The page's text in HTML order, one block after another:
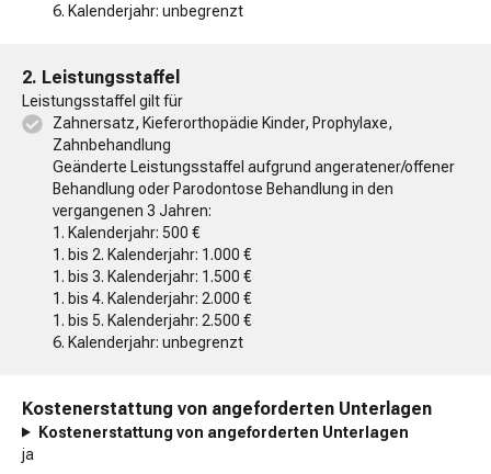
6. Kalenderjahr: unbegrenzt
2. Leistungsstaffel
Leistungsstaffel gilt für
Zahnersatz, Kieferorthopädie Kinder, Prophylaxe,
Zahnbehandlung
Geänderte Leistungsstaffel aufgrund angeratener/offener
Behandlung oder Parodontose Behandlung in den
vergangenen 3 Jahren:
1. Kalenderjahr: 500 €
1. bis 2. Kalenderjahr: 1.000 €
1. bis 3. Kalenderjahr: 1.500 €
1. bis 4. Kalenderjahr: 2.000 €
1. bis 5. Kalenderjahr: 2.500 €
6. Kalenderjahr: unbegrenzt
Kostenerstattung von angeforderten Unterlagen
Kostenerstattung von angeforderten Unterlagen
ja